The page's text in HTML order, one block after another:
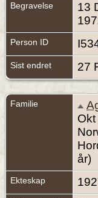
Begravelse
13
Person ID
Sist endret 27
Familie
år)
Ekteskap